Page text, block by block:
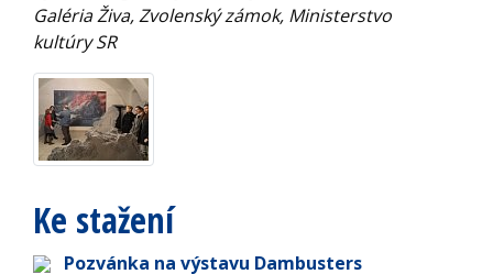
Galéria Živa, Zvolenský zámok, Ministerstvo
kultúry SR
Ke stažení
Pozvánka na výstavu Dambusters